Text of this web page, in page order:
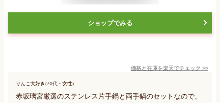
ショップでみる
価格と在庫を楽天でチェック >>
りんご大好き(70代・女性)
赤坂璃宮厳選のステンレス片手鍋と両手鍋のセットなので、